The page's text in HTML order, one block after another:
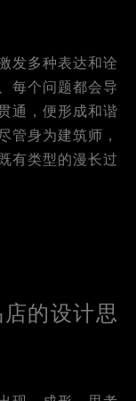
发多种表达和诠
每个问题都会导
通，便形成和谐
管身为建筑师，
有类型的漫长过
的设计思